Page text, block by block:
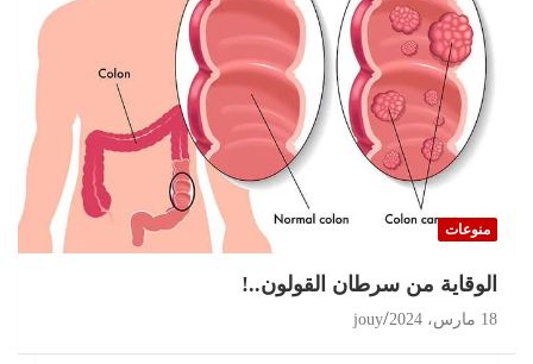
منوعات
الوقاية من سرطان القولون..!
18 مارس، 2024 jouy